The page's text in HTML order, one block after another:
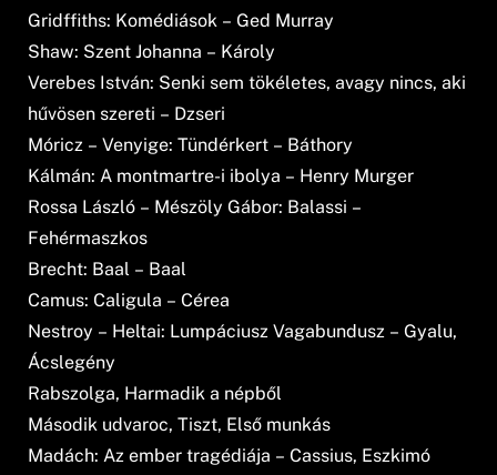
Gridffiths: Komédiások – Ged Murray
Shaw: Szent Johanna – Károly
Verebes István: Senki sem tökéletes, avagy nincs, aki
hűvösen szereti – Dzseri
Móricz – Venyige: Tündérkert – Báthory
Kálmán: A montmartre-i ibolya – Henry Murger
Rossa László – Mészöly Gábor: Balassi –
Fehérmaszkos
Brecht: Baal – Baal
Camus: Caligula – Cérea
Nestroy – Heltai: Lumpáciusz Vagabundusz – Gyalu,
Ácslegény
Rabszolga, Harmadik a népből
Második udvaroc, Tiszt, Első munkás
Madách: Az ember tragédiája – Cassius, Eszkimó